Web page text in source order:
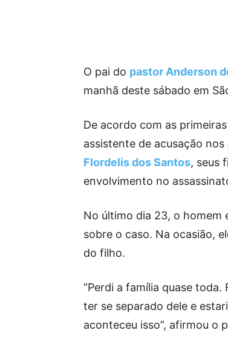
O pai do pastor Anderson
manhã deste sábado em
De acordo com as
assistente de acusação
Flordelis dos Santos, seus
envolvimento no
No último dia 23, o homem
sobre o caso. Na ocasião,
do filho.
“Perdi a família quase toda.
ter se separado dele e
aconteceu isso”, afirmou o